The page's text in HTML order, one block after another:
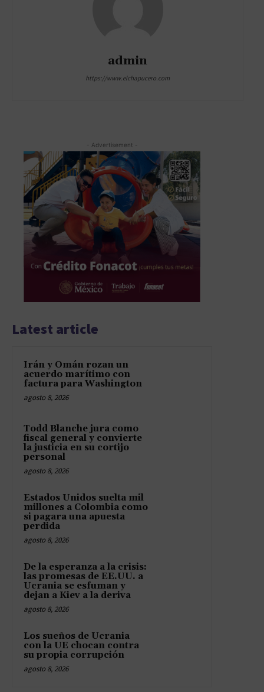
admin
https://www.elchapucero.com
- Advertisement -
Latest article
Irán y Omán rozan un
acuerdo marítimo con
factura para Washington
agosto 8, 2026
Todd Blanche jura como
fiscal general y convierte
la justicia en su cortijo
personal
agosto 8, 2026
Estados Unidos suelta mil
millones a Colombia como
si pagara una apuesta
perdida
agosto 8, 2026
De la esperanza a la crisis:
las promesas de EE.UU. a
Ucrania se esfuman y
dejan a Kiev a la deriva
agosto 8, 2026
Los sueños de Ucrania
con la UE chocan contra
su propia corrupción
agosto 8, 2026